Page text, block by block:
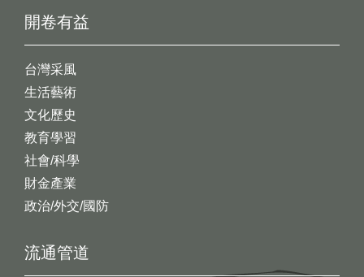
開卷有益
台灣采風
生活藝術
文化歷史
教育學習
社會/科學
財金產業
政治/外交/國防
流通管道